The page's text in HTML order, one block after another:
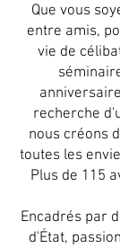
Que vous
entre amis,
vie de
recherche
nous créons
toutes les
Plus de 115
Encadrés par
d'État,